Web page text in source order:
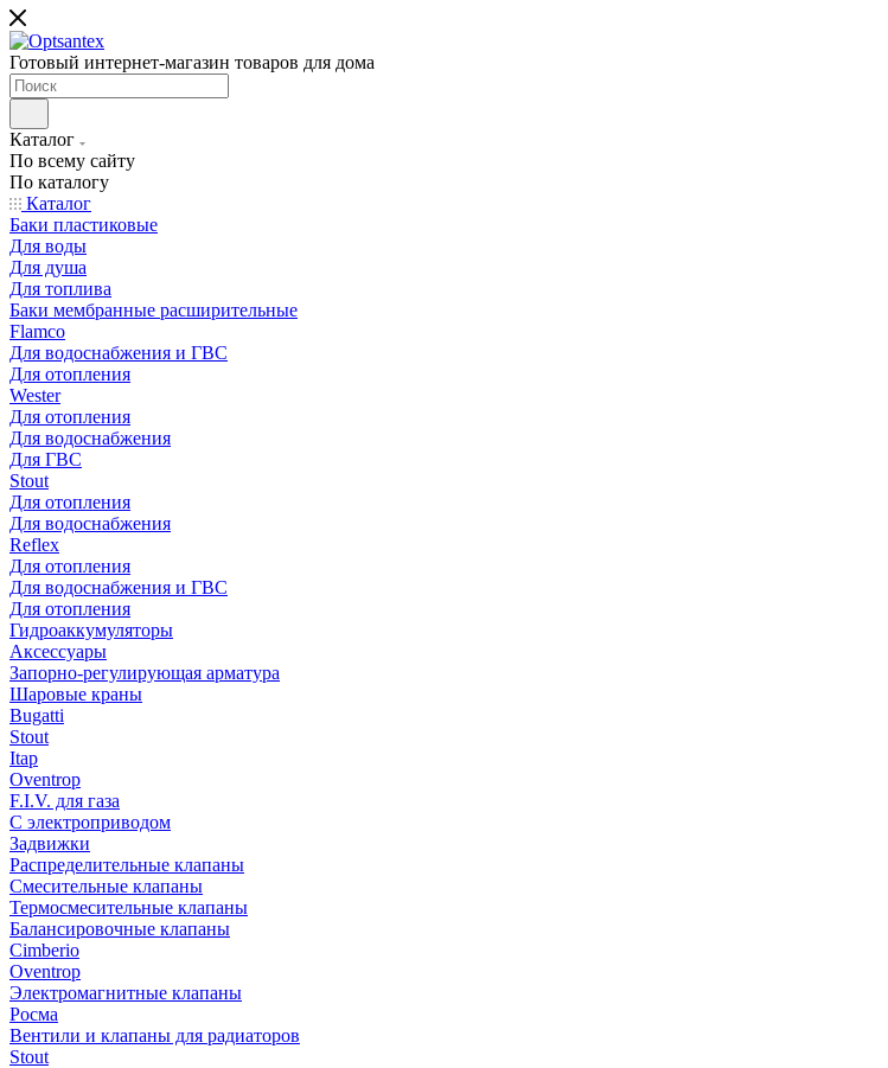
Готовый интернет-магазин товаров для дома
Каталог
По всему сайту
По каталогу
Каталог
Баки пластиковые
Для воды
Для душа
Для топлива
Баки мембранные расширительные
Flamco
Для водоснабжения и ГВС
Для отопления
Wester
Для отопления
Для водоснабжения
Для ГВС
Stout
Для отопления
Для водоснабжения
Reflex
Для отопления
Для водоснабжения и ГВС
Для отопления
Гидроаккумуляторы
Аксессуары
Запорно-регулирующая арматура
Шаровые краны
Bugatti
Stout
Itap
Oventrop
F.I.V. для газа
С электроприводом
Задвижки
Распределительные клапаны
Cмесительные клапаны
Термосмесительные клапаны
Балансировочные клапаны
Cimberio
Oventrop
Электромагнитные клапаны
Росма
Вентили и клапаны для радиаторов
Stout